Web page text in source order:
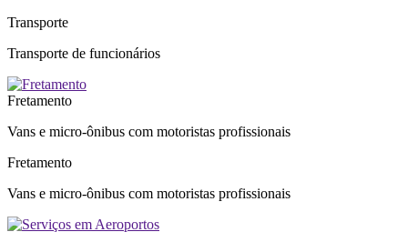
Transporte
Transporte de funcionários
Fretamento
Vans e micro-ônibus com motoristas profissionais
Fretamento
Vans e micro-ônibus com motoristas profissionais